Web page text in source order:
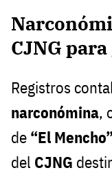
CJNG
Registros
narconómina,
de “El Mencho”
del CJNG